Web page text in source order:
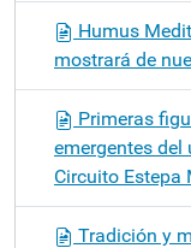
Humus
mostrará de
Primeras
emergentes del
Circuito Estepa
Tradición y